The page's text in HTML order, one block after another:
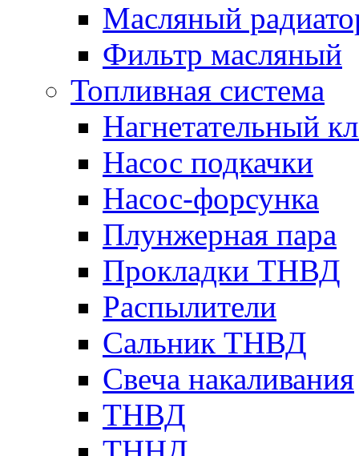
Масляный
Фильтр масляный
Топливная система
Нагнетательный
Насос подкачки
Насос-форсунка
Плунжерная пара
Прокладки ТНВД
Распылители
Сальник ТНВД
Свеча накаливания
ТНВД